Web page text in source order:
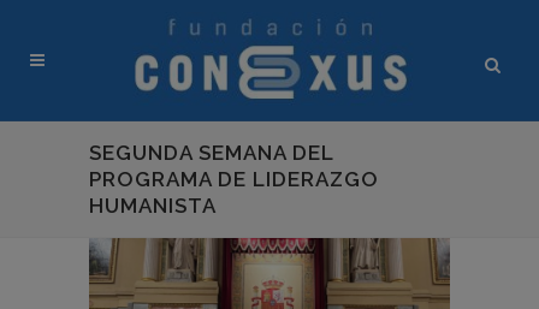
SEGUNDA SEMANA DEL
PROGRAMA DE LIDERAZGO
HUMANISTA